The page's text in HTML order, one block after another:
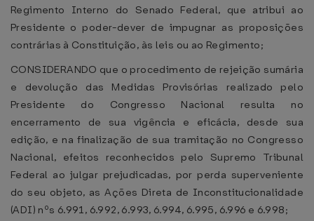
Regimento Interno do Senado Federal, que atribui ao
Presidente o poder-dever de impugnar as proposições
contrárias à Constituição, às leis ou ao Regimento;
CONSIDERANDO que o procedimento de rejeição sumária
e devolução das Medidas Provisórias realizado pelo
Presidente do Congresso Nacional resulta no
encerramento de sua vigência e eficácia, desde sua
edição, e na finalização de sua tramitação no Congresso
Nacional, efeitos reconhecidos pelo Supremo Tribunal
Federal ao julgar prejudicadas, por perda superveniente
do seu objeto, as Ações Direta de Inconstitucionalidade
(ADI) nºs 6.991, 6.992, 6.993, 6.994, 6.995, 6.996 e 6.998;